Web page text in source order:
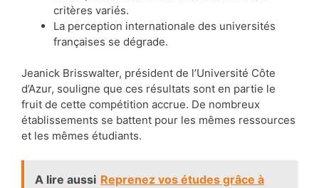
critères variés.
La perception internationale des universités
françaises se dégrade.
Jeanick Brisswalter, président de l’Université Côte
d’Azur, souligne que ces résultats sont en partie le
fruit de cette compétition accrue. De nombreux
établissements se battent pour les mêmes ressources
et les mêmes étudiants.
A lire aussi Reprenez vos études grâce à